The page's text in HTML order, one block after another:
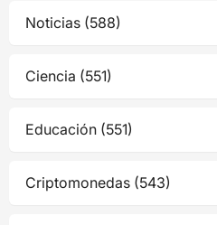
Noticias (588)
Ciencia (551)
Educación (551)
Criptomonedas (543)